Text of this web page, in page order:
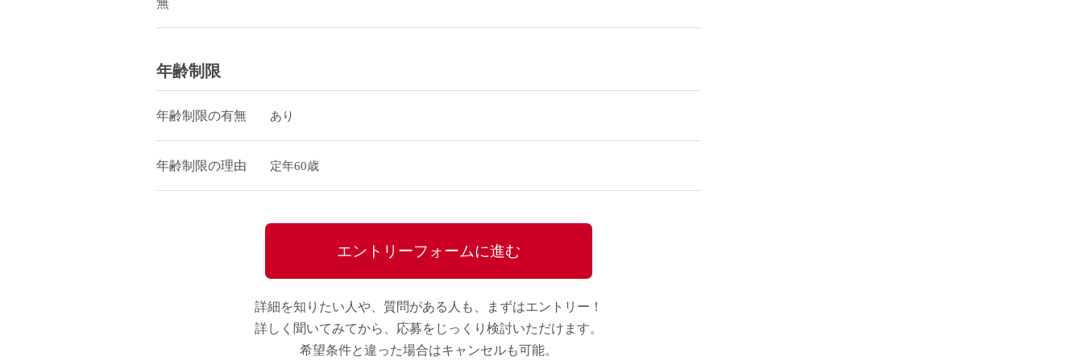
年齢制限
年齢制限の有無 あり
年齢制限の理由 定年60歳
エントリーフォームに進む
詳細を知りたい人や、質問がある人も、
まずはエントリー！
詳しく聞いてみてから、 応募をじっくり検討いただけます。
希望条件と違った場合はキャンセルも可能。